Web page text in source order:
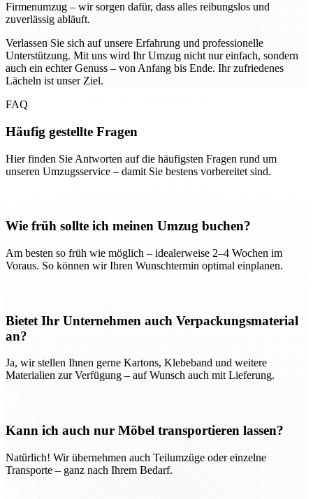
Firmenumzug – wir sorgen dafür, dass alles reibungslos und
zuverlässig abläuft.
Verlassen Sie sich auf unsere Erfahrung und professionelle
Unterstützung. Mit uns wird Ihr Umzug nicht nur einfach, sondern
auch ein echter Genuss – von Anfang bis Ende. Ihr zufriedenes
Lächeln ist unser Ziel.
FAQ
Häufig gestellte Fragen
Hier finden Sie Antworten auf die häufigsten Fragen rund um
unseren Umzugsservice – damit Sie bestens vorbereitet sind.
Wie früh sollte ich meinen Umzug buchen?
Am besten so früh wie möglich – idealerweise 2–4 Wochen im
Voraus. So können wir Ihren Wunschtermin optimal einplanen.
Bietet Ihr Unternehmen auch Verpackungsmaterial
an?
Ja, wir stellen Ihnen gerne Kartons, Klebeband und weitere
Materialien zur Verfügung – auf Wunsch auch mit Lieferung.
Kann ich auch nur Möbel transportieren lassen?
Natürlich! Wir übernehmen auch Teilumzüge oder einzelne
Transporte – ganz nach Ihrem Bedarf.